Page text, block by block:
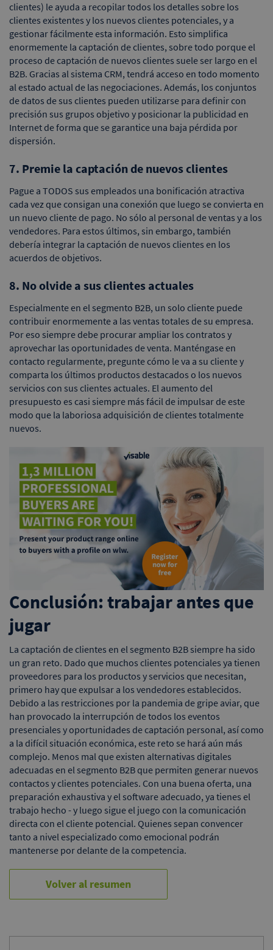
clientes) le ayuda a recopilar todos los detalles sobre los
clientes existentes y los nuevos clientes potenciales, y a
gestionar fácilmente esta información. Esto simplifica
enormemente la captación de clientes, sobre todo porque el
proceso de captación de nuevos clientes suele ser largo en el
B2B. Gracias al sistema CRM, tendrá acceso en todo momento
al estado actual de las negociaciones. Además, los conjuntos
de datos de sus clientes pueden utilizarse para definir con
precisión sus grupos objetivo y posicionar la publicidad en
Internet de forma que se garantice una baja pérdida por
dispersión.
7. Premie la captación de nuevos clientes
Pague a TODOS sus empleados una bonificación atractiva
cada vez que consigan una conexión que luego se convierta en
un nuevo cliente de pago. No sólo al personal de ventas y a los
vendedores. Para estos últimos, sin embargo, también
debería integrar la captación de nuevos clientes en los
acuerdos de objetivos.
8. No olvide a sus clientes actuales
Especialmente en el segmento B2B, un solo cliente puede
contribuir enormemente a las ventas totales de su empresa.
Por eso siempre debe procurar ampliar los contratos y
aprovechar las oportunidades de venta. Manténgase en
contacto regularmente, pregunte cómo le va a su cliente y
comparta los últimos productos destacados o los nuevos
servicios con sus clientes actuales. El aumento del
presupuesto es casi siempre más fácil de impulsar de este
modo que la laboriosa adquisición de clientes totalmente
nuevos.
Conclusión: trabajar antes que
jugar
La captación de clientes en el segmento B2B siempre ha sido
un gran reto. Dado que muchos clientes potenciales ya tienen
proveedores para los productos y servicios que necesitan,
primero hay que expulsar a los vendedores establecidos.
Debido a las restricciones por la pandemia de gripe aviar, que
han provocado la interrupción de todos los eventos
presenciales y oportunidades de captación personal, así como
a la difícil situación económica, este reto se hará aún más
complejo. Menos mal que existen alternativas digitales
adecuadas en el segmento B2B que permiten generar nuevos
contactos y clientes potenciales. Con una buena oferta, una
preparación exhaustiva y el software adecuado, ya tienes el
trabajo hecho - y luego sigue el juego con la comunicación
directa con el cliente potencial. Quienes sepan convencer
tanto a nivel especializado como emocional podrán
mantenerse por delante de la competencia.
Volver al resumen